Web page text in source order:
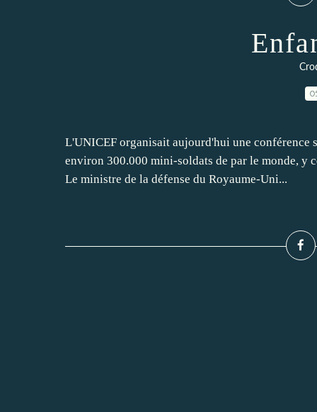
L'UNICEF organisait aujourd'hui une conférence
environ 300.000 mini-soldats de par le monde, y
Le ministre de la défense du Royaume-Uni...